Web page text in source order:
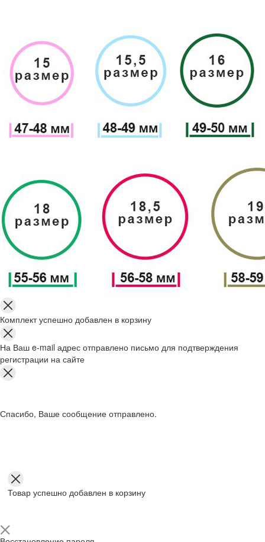
Комплект успешно добавлен в корзину
На Ваш e-mail адрес отправлено письмо для подтверждения
регистрации на сайте
Спасибо, Ваше сообщение отправлено.
Товар успешно добавлен в корзину